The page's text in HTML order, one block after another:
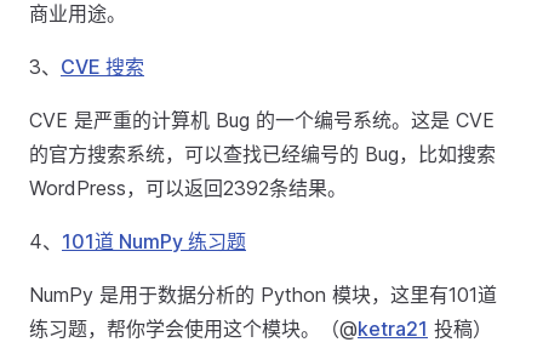
商业用途。
3、 CVE 搜索
CVE 是严重的计算机 Bug 的一个编号系统。这是 CVE
的官方搜索系统，可以查找已经编号的 Bug，比如搜索
WordPress，可以返回2392条结果。
4、 101道 NumPy 练习题
NumPy 是用于数据分析的 Python 模块，这里有101道
练习题，帮你学会使用这个模块。（@ketra21 投稿）